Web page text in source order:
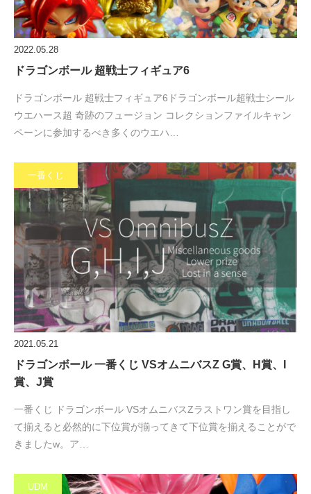
2022.05.28
ドラゴンボール 超戦士フィギュア6
ドラゴンボール 超戦士フィギュア6ドラゴンボール超戦士シール
ウエハース超 奇跡のフュージョン コレクションファイルキャン
ペーンに参加するべき多くのウエハ…
一番くじ
2021.05.21
ドラゴンボール 一番くじ VSオムニバスZ G賞、H賞、I
賞、J賞
一番くじ ドラゴンボール VSオムニバスZラストワン賞を目指し
て揃えると必然的に下位賞が揃ってきて下位賞を揃えることがで
きましたw。ア…
UDM